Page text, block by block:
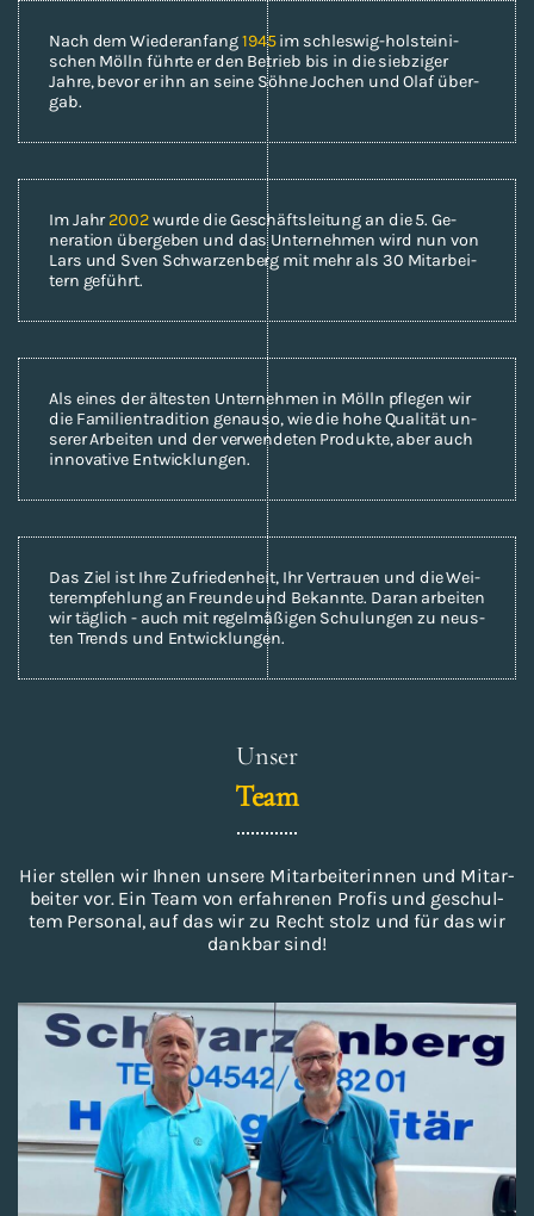
Nach dem Wie­der­an­fang1945im schleswig-​​hol­stei­ni­
schen Mölln führ­te er den Be­trieb bis in die sieb­zi­ger
Jahre, bevor er ihn an seine Söhne Jo­chen und Olaf über­
gab.
Im Jahr2002wurde die Ge­schäfts­lei­tung an die 5. Ge­
nera­ti­on über­ge­ben und das Un­ter­neh­men wird nun von
Lars und Sven Schwar­zen­berg mit mehr als 30 Mit­ar­bei­
tern ge­führt.
Als eines der äl­tes­ten Un­ter­neh­men in Mölln pfle­gen wir
die Fa­mi­li­en­tra­di­ti­on ge­nau­so, wie die hohe Qua­li­tät un­
se­rer Ar­bei­ten und der ver­wen­de­ten Pro­duk­te, aber auch
in­no­va­ti­ve Ent­wick­lun­gen.
Das Ziel ist Ihre Zu­frie­den­heit, Ihr Ver­trau­en und die Wei­
ter­emp­feh­lung an Freun­de und Be­kann­te. Daran ar­bei­ten
wir täg­lich - auch mit re­gel­mä­ßi­gen Schu­lun­gen zu neus­
ten Trends und Ent­wick­lun­gen.
Unser
Team
Hier stel­len wir Ihnen un­se­re Mit­ar­bei­te­rin­nen und Mit­ar­
bei­ter vor. Ein Team von er­fah­re­nen Pro­fis und ge­schul­
tem Per­so­nal, auf das wir zu Recht stolz und für das wir
dank­bar sind!